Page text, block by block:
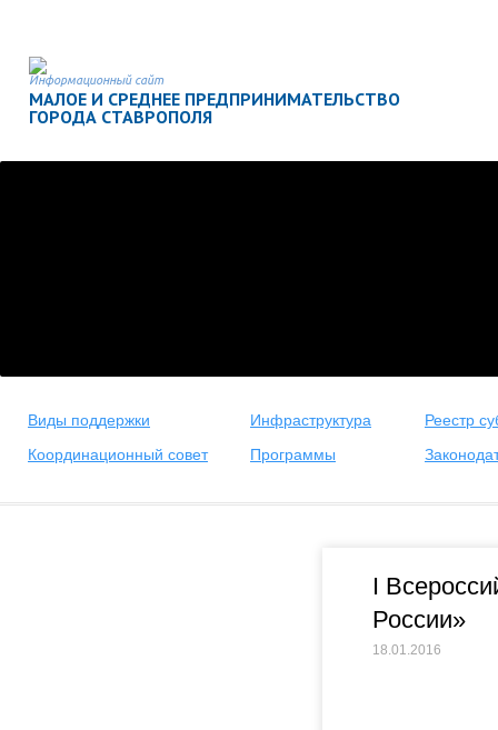
Информационный сайт
МАЛОЕ И СРЕДНЕЕ ПРЕДПРИНИМАТЕЛЬСТВО
ГОРОДА СТАВРОПОЛЯ
Виды поддержки Инфраструктура
Реестр
Координационный совет
Программы
I
России»
18.01.2016